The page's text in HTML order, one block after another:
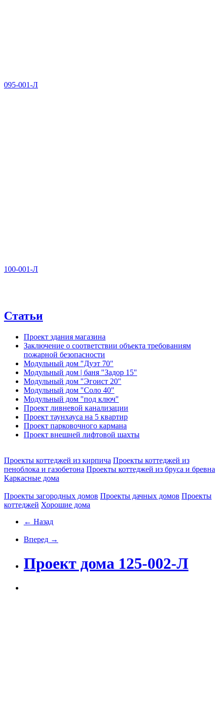
095-001-Л
100-001-Л
Статьи
Проект здания магазина
Заключение о соответствии объекта требованиям
пожарной безопасности
Модульный дом "Дуэт 70"
Модульный дом | баня "Задор 15"
Модульный дом "Эгоист 20"
Модульный дом "Соло 40"
Модульный дом "под ключ"
Проект ливневой канализации
Проект таунхауса на 5 квартир
Проект парковочного кармана
Проект внешней лифтовой шахты
Проекты коттеджей из кирпича Проекты коттеджей из
пеноблока и газобетона Проекты коттеджей из бруса и бревна
Каркасные дома
Проекты загородных домов Проекты дачных домов Проекты
коттеджей Хорошие дома
← Назад
Вперед →
Проект дома 125-002-Л